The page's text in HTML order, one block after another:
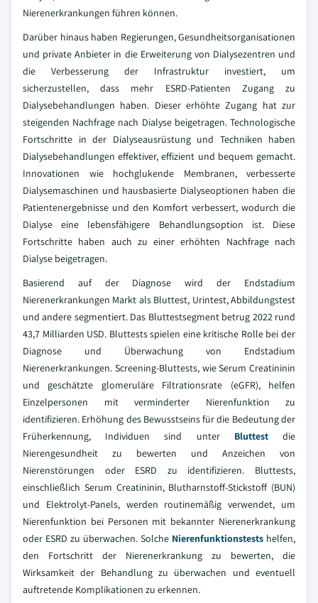
Nierenerkrankungen führen können.
Darüber hinaus haben Regierungen, Gesundheitsorganisationen
und private Anbieter in die Erweiterung von Dialysezentren und
die Verbesserung der Infrastruktur investiert, um
sicherzustellen, dass mehr ESRD-Patienten Zugang zu
Dialysebehandlungen haben. Dieser erhöhte Zugang hat zur
steigenden Nachfrage nach Dialyse beigetragen. Technologische
Fortschritte in der Dialyseausrüstung und Techniken haben
Dialysebehandlungen effektiver, effizient und bequem gemacht.
Innovationen wie hochglukende Membranen, verbesserte
Dialysemaschinen und hausbasierte Dialyseoptionen haben die
Patientenergebnisse und den Komfort verbessert, wodurch die
Dialyse eine lebensfähigere Behandlungsoption ist. Diese
Fortschritte haben auch zu einer erhöhten Nachfrage nach
Dialyse beigetragen.
Basierend auf der Diagnose wird der Endstadium
Nierenerkrankungen Markt als Bluttest, Urintest, Abbildungstest
und andere segmentiert. Das Bluttestsegment betrug 2022 rund
43,7 Milliarden USD. Bluttests spielen eine kritische Rolle bei der
Diagnose und Überwachung von Endstadium
Nierenerkrankungen. Screening-Bluttests, wie Serum Creatininin
und geschätzte glomeruläre Filtrationsrate (eGFR), helfen
Einzelpersonen mit verminderter Nierenfunktion zu
identifizieren. Erhöhung des Bewusstseins für die Bedeutung der
Früherkennung, Individuen sind unter Bluttestdie
Nierengesundheit zu bewerten und Anzeichen von
Nierenstörungen oder ESRD zu identifizieren. Bluttests,
einschließlich Serum Creatininin, Blutharnstoff-Stickstoff (BUN)
und Elektrolyt-Panels, werden routinemäßig verwendet, um
Nierenfunktion bei Personen mit bekannter Nierenerkrankung
oder ESRD zu überwachen. Solche Nierenfunktionstests helfen,
den Fortschritt der Nierenerkrankung zu bewerten, die
Wirksamkeit der Behandlung zu überwachen und eventuell
auftretende Komplikationen zu erkennen.